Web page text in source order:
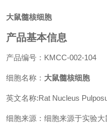
大鼠髓核细胞
产品基本信息
产品编号：KMCC-002-104
细胞名称： 大鼠髓核细胞
英文名称:Rat Nucleus
细胞来源：细胞来源于实验大